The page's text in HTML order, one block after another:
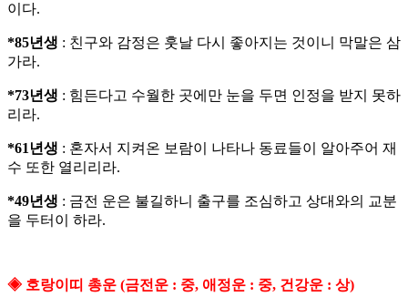
이다.
*85년생 : 친구와 감정은 훗날 다시 좋아지는 것이니 막말은 삼
가라.
*73년생 : 힘든다고 수월한 곳에만 눈을 두면 인정을 받지 못하
리라.
*61년생 : 혼자서 지켜온 보람이 나타나 동료들이 알아주어 재
수 또한 열리리라.
*49년생 : 금전 운은 불길하니 출구를 조심하고 상대와의 교분
을 두터이 하라.
◈ 호랑이띠 총운 (금전운 : 중, 애정운 : 중, 건강운 : 상)